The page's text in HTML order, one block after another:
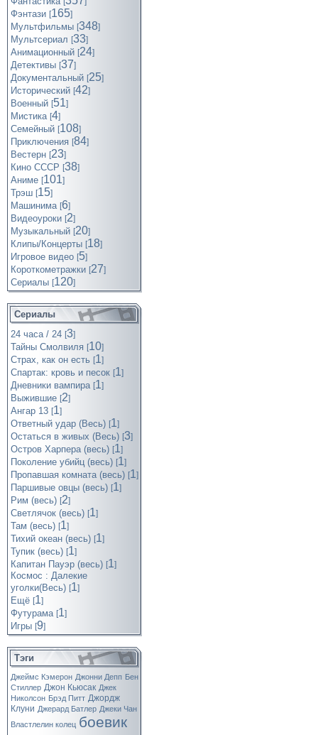
Фэнтази [165]
Мультфильмы [348]
Мультсериал [33]
Анимационный [24]
Детективы [37]
Документальный [25]
Исторический [42]
Военный [51]
Мистика [4]
Семейный [108]
Приключения [84]
Вестерн [23]
Кино СССР [38]
Аниме [101]
Трэш [15]
Машинима [6]
Видеоуроки [2]
Музыкальный [20]
Клипы/Концерты [18]
Игровое видео [5]
Короткометражки [27]
Cериалы [120]
Сериалы
24 часа / 24 [3]
Тайны Смолвиля [10]
Страх, как он есть [1]
Спартак: кровь и песок [1]
Дневники вампира [1]
Выжившие [2]
Ангар 13 [1]
Ответный удар (Весь) [1]
Остаться в живых (Весь) [3]
Остров Харпера (весь) [1]
Поколение убийц (весь) [1]
Пропавшая комната (весь) [1]
Паршивые овцы (весь) [1]
Рим (весь) [2]
Светлячок (весь) [1]
Там (весь) [1]
Тихий океан (весь) [1]
Тупик (весь) [1]
Капитан Пауэр (весь) [1]
Космос : Далекие
уголки(Весь) [1]
Ещё [1]
Футурама [1]
Игры [9]
Тэги
Джеймс Кэмерон Джонни Депп Бен
Стиллер Джон Кьюсак Джек
Николсон Брэд Питт Джордж
Клуни Джерард Батлер Джеки Чан
Властлелин колец боевик